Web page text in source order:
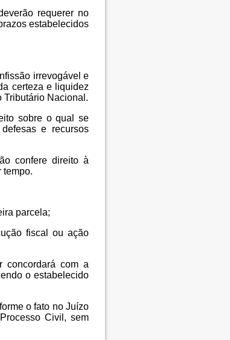
requerer no
estabelecidos
irrevogável e
certeza e liquidez
Tributário Nacional.
sobre o qual se
e recursos
confere direito à
tempo.
parcela;
fiscal ou ação
concordará com a
o estabelecido
o fato no Juízo
Civil, sem